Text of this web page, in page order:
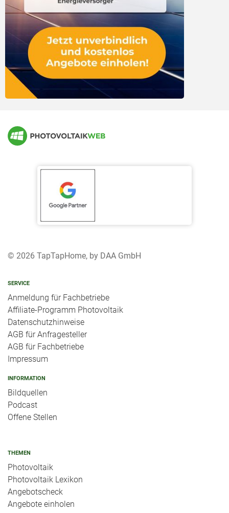
© 2026 TapTapHome, by DAA GmbH
SERVICE
Anmeldung für Fachbetriebe
Affiliate-Programm Photovoltaik
Datenschutzhinweise
AGB für Anfragesteller
AGB für Fachbetriebe
Impressum
INFORMATION
Bildquellen
Podcast
Offene Stellen
THEMEN
Photovoltaik
Photovoltaik Lexikon
Angebotscheck
Angebote einholen